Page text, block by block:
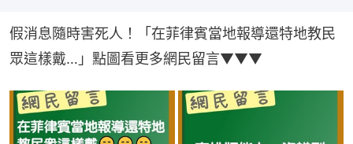
假消息隨時害死人！「在菲律賓當地報導還特地教民
眾這樣戴…」點圖看更多網民留言▼▼▼